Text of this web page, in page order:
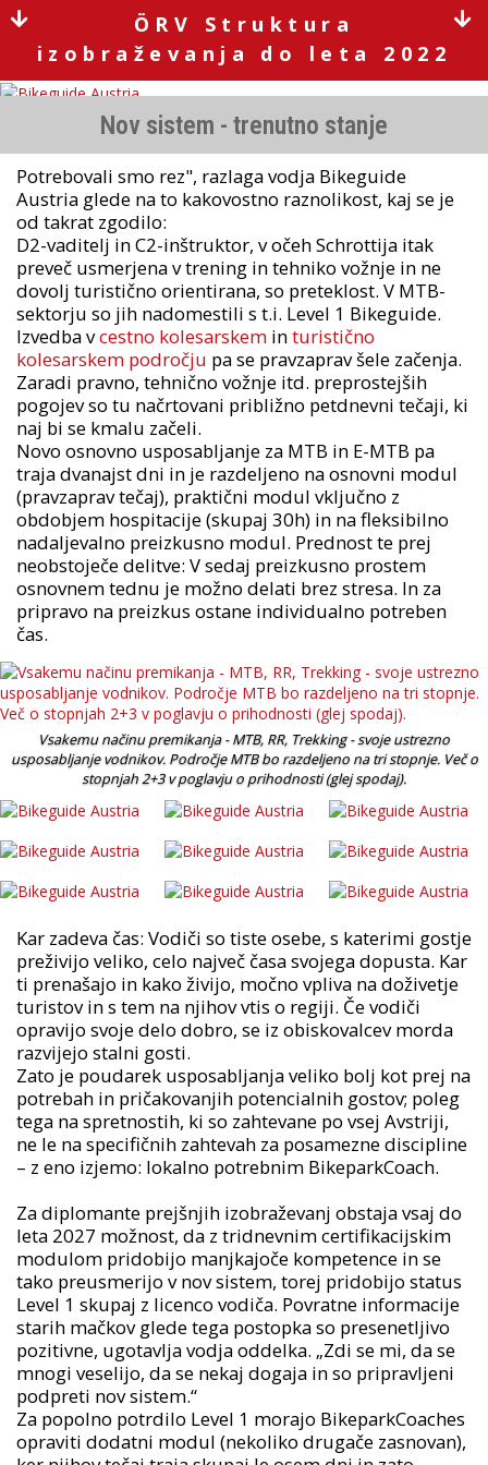
ÖRV Struktura
izobraževanja do leta 2022
Nov sistem - trenutno stanje
Potrebovali smo rez", razlaga vodja Bikeguide
Austria glede na to kakovostno raznolikost, kaj se je
od takrat zgodilo:
D2-vaditelj in C2-inštruktor, v očeh Schrottija itak
preveč usmerjena v trening in tehniko vožnje in ne
dovolj turistično orientirana, so preteklost. V MTB-
sektorju so jih nadomestili s t.i. Level 1 Bikeguide.
Izvedba vcestno kolesarskeminturistično
kolesarskem področju pa se pravzaprav šele začenja.
Zaradi pravno, tehnično vožnje itd. preprostejših
pogojev so tu načrtovani približno petdnevni tečaji, ki
naj bi se kmalu začeli.
Novo osnovno usposabljanje za MTB in E-MTB pa
traja dvanajst dni in je razdeljeno na osnovni modul
(pravzaprav tečaj), praktični modul vključno z
obdobjem hospitacije (skupaj 30h) in na fleksibilno
nadaljevalno preizkusno modul. Prednost te prej
neobstoječe delitve: V sedaj preizkusno prostem
osnovnem tednu je možno delati brez stresa. In za
pripravo na preizkus ostane individualno potreben
čas.
Vsakemu načinu premikanja - MTB, RR, Trekking - svoje ustrezno
usposabljanje vodnikov. Področje MTB bo razdeljeno na tri stopnje. Več o
stopnjah 2+3 v poglavju o prihodnosti (glej spodaj).
Kar zadeva čas: Vodiči so tiste osebe, s katerimi gostje
preživijo veliko, celo največ časa svojega dopusta. Kar
ti prenašajo in kako živijo, močno vpliva na doživetje
turistov in s tem na njihov vtis o regiji. Če vodiči
opravijo svoje delo dobro, se iz obiskovalcev morda
razvijejo stalni gosti.
Zato je poudarek usposabljanja veliko bolj kot prej na
potrebah in pričakovanjih potencialnih gostov; poleg
tega na spretnostih, ki so zahtevane po vsej Avstriji,
ne le na specifičnih zahtevah za posamezne discipline
– z eno izjemo: lokalno potrebnim BikeparkCoach.
Za diplomante prejšnjih izobraževanj obstaja vsaj do
leta 2027 možnost, da z tridnevnim certifikacijskim
modulom pridobijo manjkajoče kompetence in se
tako preusmerijo v nov sistem, torej pridobijo status
Level 1 skupaj z licenco vodiča. Povratne informacije
starih mačkov glede tega postopka so presenetljivo
pozitivne, ugotavlja vodja oddelka. „Zdi se mi, da se
mnogi veselijo, da se nekaj dogaja in so pripravljeni
podpreti nov sistem.“
Za popolno potrdilo Level 1 morajo BikeparkCoaches
opraviti dodatni modul (nekoliko drugače zasnovan),